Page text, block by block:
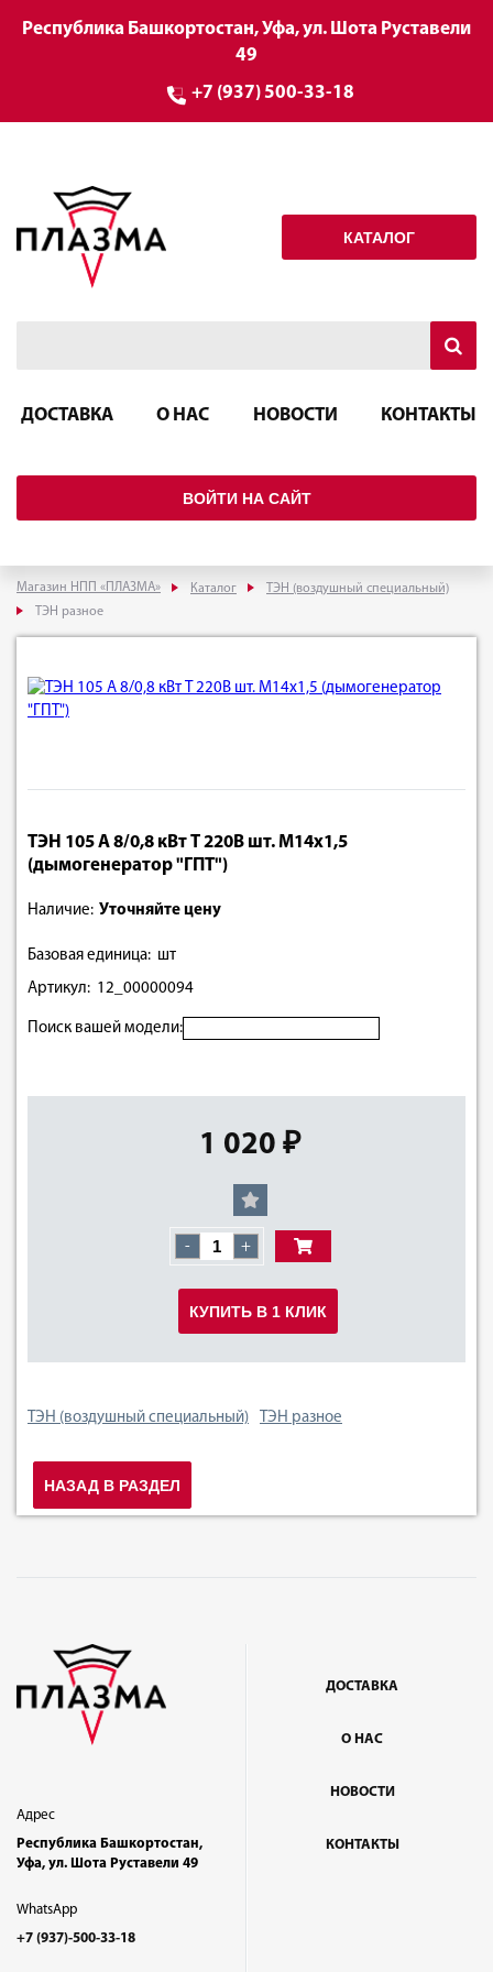
Республика Башкортостан, Уфа, ул. Шота Руставели
49
+7 (937) 500-33-18
КАТАЛОГ
ДОСТАВКА О НАС НОВОСТИ КОНТАКТЫ
ВОЙТИ НА САЙТ
Магазин НПП «ПЛАЗМА» Каталог
ТЭН (воздушный специальный)
ТЭН разное
ТЭН 105 А 8/0,8 кВт Т 220В шт. М14х1,5
(дымогенератор "ГПТ")
Наличие: Уточняйте цену
Базовая единица: шт
Артикул: 12_00000094
Поиск вашей модели:
1 020 ₽
- +
КУПИТЬ В 1 КЛИК
ТЭН (воздушный специальный) ТЭН разное
НАЗАД В РАЗДЕЛ
Адрес
Республика Башкортостан,
Уфа, ул. Шота Руставели 49
WhatsApp
+7 (937)-500-33-18
ДОСТАВКА
О НАС
НОВОСТИ
КОНТАКТЫ